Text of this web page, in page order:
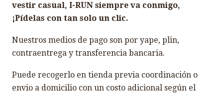
vestir casual, I-RUN siempre va conmigo,
¡Pídelas con tan solo un clic.
Nuestros medios de pago son por yape, plin,
contraentrega y transferencia bancaria.
Puede recogerlo en tienda previa coordinación o
envio a domicilio con un costo adicional según el